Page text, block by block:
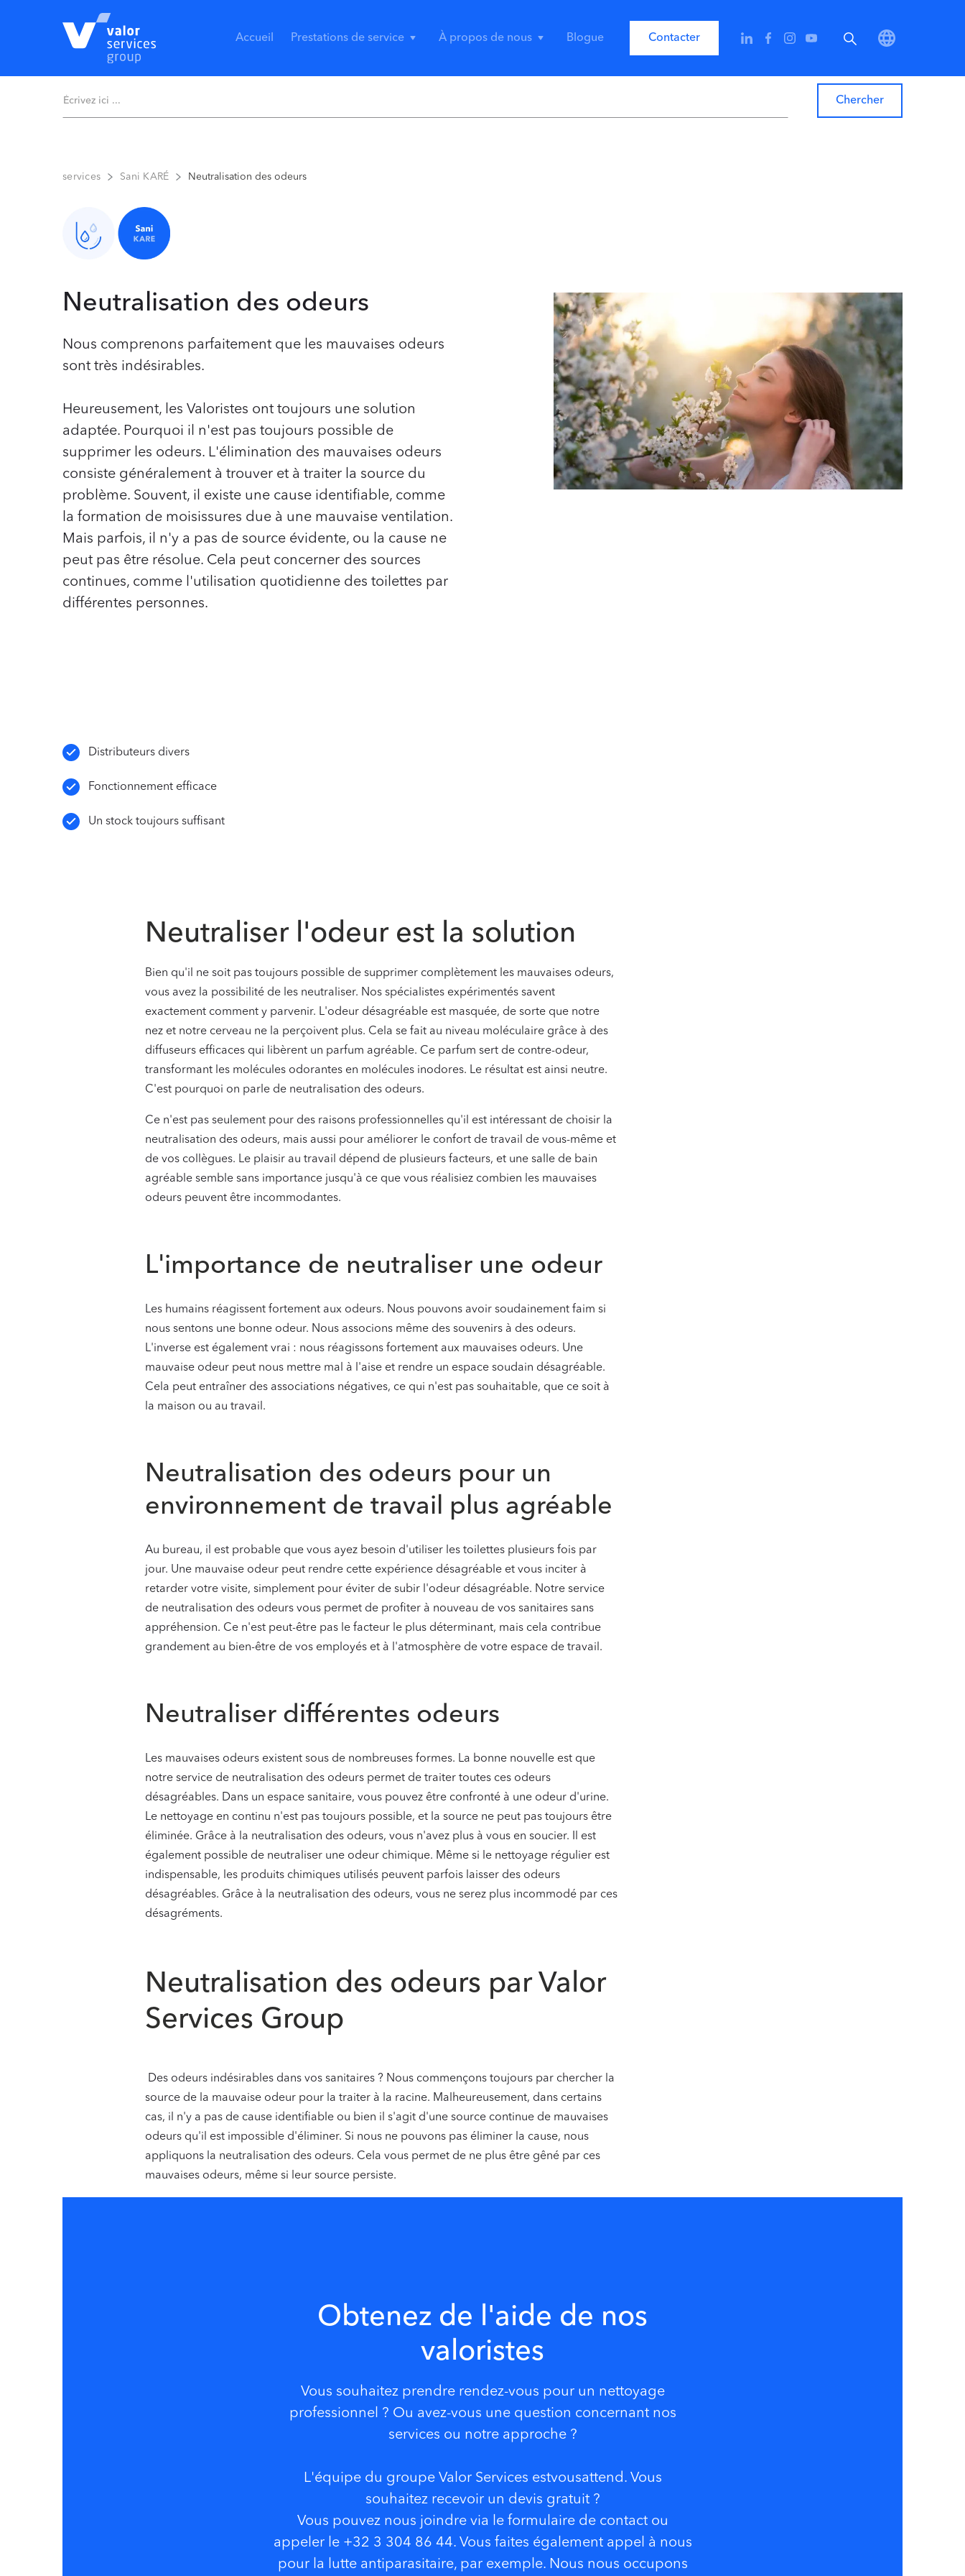
Accueil Prestations de service À propos de nous Blogue Contacter
services Sani KARÉ Neutralisation des odeurs
Neutralisation des odeurs
Nous comprenons parfaitement que les mauvaises odeurs
sont très indésirables.
Heureusement, les Valoristes ont toujours une solution
adaptée. Pourquoi il n'est pas toujours possible de
supprimer les odeurs. L'élimination des mauvaises odeurs
consiste généralement à trouver et à traiter la source du
problème. Souvent, il existe une cause identifiable, comme
la formation de moisissures due à une mauvaise ventilation.
Mais parfois, il n'y a pas de source évidente, ou la cause ne
peut pas être résolue. Cela peut concerner des sources
continues, comme l'utilisation quotidienne des toilettes par
différentes personnes.
Distributeurs divers
Fonctionnement efficace
Un stock toujours suffisant
Neutraliser l'odeur est la solution
Bien qu'il ne soit pas toujours possible de supprimer complètement les mauvaises odeurs,
vous avez la possibilité de les neutraliser. Nos spécialistes expérimentés savent
exactement comment y parvenir. L'odeur désagréable est masquée, de sorte que notre
nez et notre cerveau ne la perçoivent plus. Cela se fait au niveau moléculaire grâce à des
diffuseurs efficaces qui libèrent un parfum agréable. Ce parfum sert de contre-odeur,
transformant les molécules odorantes en molécules inodores. Le résultat est ainsi neutre.
C'est pourquoi on parle de neutralisation des odeurs.
Ce n'est pas seulement pour des raisons professionnelles qu'il est intéressant de choisir la
neutralisation des odeurs, mais aussi pour améliorer le confort de travail de vous-même et
de vos collègues. Le plaisir au travail dépend de plusieurs facteurs, et une salle de bain
agréable semble sans importance jusqu'à ce que vous réalisiez combien les mauvaises
odeurs peuvent être incommodantes.
L'importance de neutraliser une odeur
Les humains réagissent fortement aux odeurs. Nous pouvons avoir soudainement faim si
nous sentons une bonne odeur. Nous associons même des souvenirs à des odeurs.
L'inverse est également vrai : nous réagissons fortement aux mauvaises odeurs. Une
mauvaise odeur peut nous mettre mal à l'aise et rendre un espace soudain désagréable.
Cela peut entraîner des associations négatives, ce qui n'est pas souhaitable, que ce soit à
la maison ou au travail.
Neutralisation des odeurs pour un
environnement de travail plus agréable
Au bureau, il est probable que vous ayez besoin d'utiliser les toilettes plusieurs fois par
jour. Une mauvaise odeur peut rendre cette expérience désagréable et vous inciter à
retarder votre visite, simplement pour éviter de subir l'odeur désagréable. Notre service
de neutralisation des odeurs vous permet de profiter à nouveau de vos sanitaires sans
appréhension. Ce n'est peut-être pas le facteur le plus déterminant, mais cela contribue
grandement au bien-être de vos employés et à l'atmosphère de votre espace de travail.
Neutraliser différentes odeurs
Les mauvaises odeurs existent sous de nombreuses formes. La bonne nouvelle est que
notre service de neutralisation des odeurs permet de traiter toutes ces odeurs
désagréables. Dans un espace sanitaire, vous pouvez être confronté à une odeur d'urine.
Le nettoyage en continu n'est pas toujours possible, et la source ne peut pas toujours être
éliminée. Grâce à la neutralisation des odeurs, vous n'avez plus à vous en soucier. Il est
également possible de neutraliser une odeur chimique. Même si le nettoyage régulier est
indispensable, les produits chimiques utilisés peuvent parfois laisser des odeurs
désagréables. Grâce à la neutralisation des odeurs, vous ne serez plus incommodé par ces
désagréments.
Neutralisation des odeurs par Valor
Services Group
‍ Des odeurs indésirables dans vos sanitaires ? Nous commençons toujours par chercher la
source de la mauvaise odeur pour la traiter à la racine. Malheureusement, dans certains
cas, il n'y a pas de cause identifiable ou bien il s'agit d'une source continue de mauvaises
odeurs qu'il est impossible d'éliminer. Si nous ne pouvons pas éliminer la cause, nous
appliquons la neutralisation des odeurs. Cela vous permet de ne plus être gêné par ces
mauvaises odeurs, même si leur source persiste.
Obtenez de l'aide de nos
valoristes
Vous souhaitez prendre rendez-vous pour un nettoyage
professionnel ? Ou avez-vous une question concernant nos
services ou notre approche ?
L'équipe du groupe Valor Services estvousattend. Vous
souhaitez recevoir un devis gratuit ?
Vous pouvez nous joindre via le formulaire de contact ou
appeler le +32 3 304 86 44. Vous faites également appel à nous
pour la lutte antiparasitaire, par exemple. Nous nous occupons